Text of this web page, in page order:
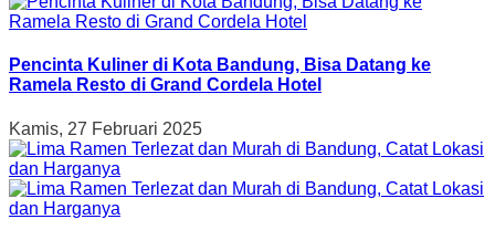
Pencinta Kuliner di Kota Bandung, Bisa Datang ke
Ramela Resto di Grand Cordela Hotel
Kamis, 27 Februari 2025